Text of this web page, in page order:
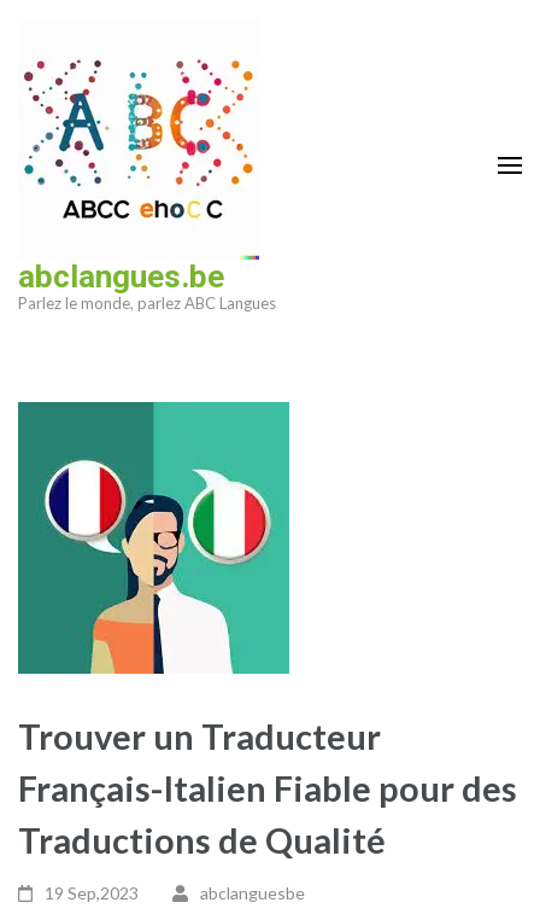
contenu
(Pressez
Entrée)
abclangues.be
Parlez le monde, parlez ABC Langues
Trouver un Traducteur
Français-Italien Fiable pour des
Traductions de Qualité
19 Sep,2023
abclanguesbe